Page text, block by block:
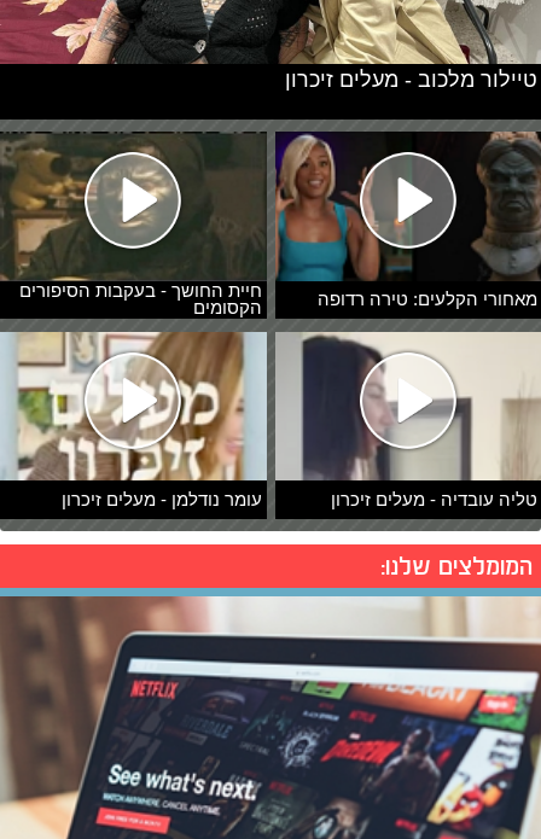
מאחורי הקלעים: טירה רדופה
חיית החושך - בעקבות הסיפורים
הקסומים
טליה עובדיה - מעלים זיכרון עומר נודלמן - מעלים זיכרון
טיילור מלכוב - מעלים זיכרון
המומלצים שלנו: